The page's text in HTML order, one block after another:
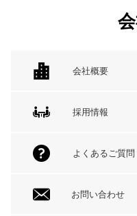
会社概要
採用情報
よくあるご質問
お問い合わせ